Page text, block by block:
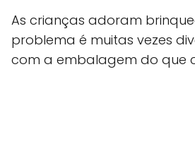
As crianças adoram
problema é muitas vezes
com a embalagem do que